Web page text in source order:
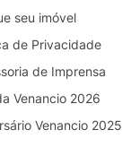
seu imóvel
de Privacidade
de Imprensa
Venancio 2026
Venancio 2025